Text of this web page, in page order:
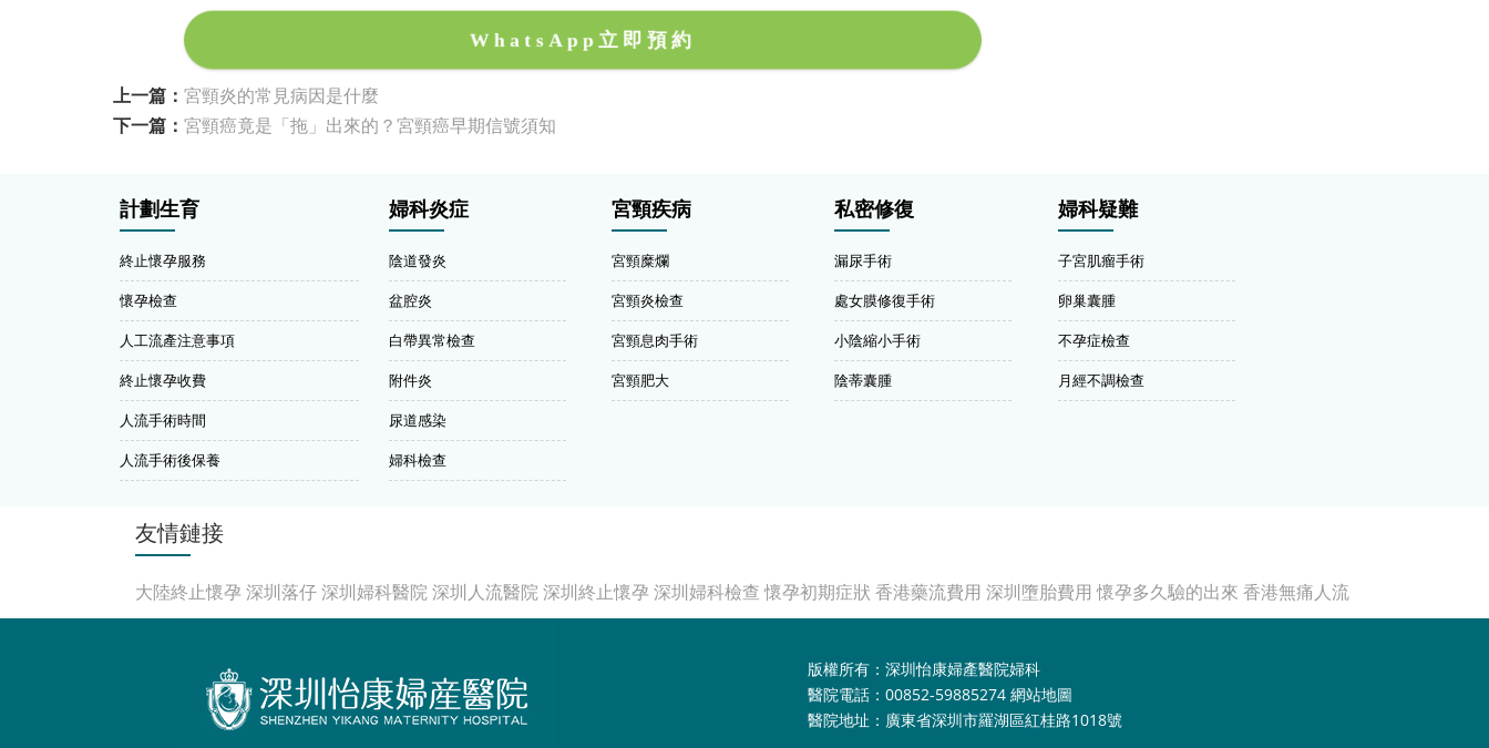
WhatsApp立即預約
上一篇： 宮頸炎的常見病因是什麼
下一篇： 宮頸癌竟是「拖」出來的？宮頸癌早期信號須知
計劃生育
終止懷孕服務
懷孕檢查
人工流產注意事項
終止懷孕收費
人流手術時間
人流手術後保養
婦科炎症
陰道發炎
盆腔炎
白帶異常檢查
附件炎
尿道感染
婦科檢查
宮頸疾病
宮頸糜爛
宮頸炎檢查
宮頸息肉手術
宮頸肥大
私密修復
漏尿手術
處女膜修復手術
小陰縮小手術
陰蒂囊腫
婦科疑難
子宮肌瘤手術
卵巢囊腫
不孕症檢查
月經不調檢查
友情鏈接
大陸終止懷孕 深圳落仔深圳婦科醫院深圳人流醫院深圳終止懷孕 深圳婦科檢查 懷孕初期症狀 香港藥流費用 深圳墮胎費用 懷孕多久驗的出來 香港無痛人流
版權所有：深圳怡康婦產醫院婦科
醫院電話：00852-59885274 網站地圖
醫院地址：廣東省深圳市羅湖區紅桂路1018號